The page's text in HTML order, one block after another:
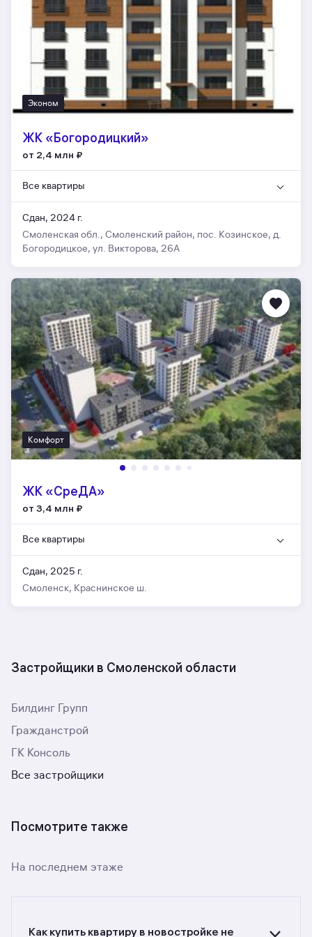
Эконом
ЖК «Богородицкий»
от 2,4 млн ₽
Все квартиры
Сдан, 2024 г.
Смоленская обл., Смоленский район, пос. Козинское, д.
Богородицкое, ул. Викторова, 26А
Комфорт
ЖК «СреДА»
от 3,4 млн ₽
Все квартиры
Сдан, 2025 г.
Смоленск, Краснинское ш.
Застройщики в Смоленской области
Билдинг Групп
Гражданстрой
ГК Консоль
Все застройщики
Посмотрите также
На последнем этаже
Как купить квартиру в новостройке не